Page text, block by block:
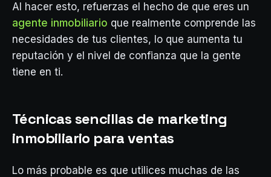
Al hacer esto, refuerzas el hecho de que eres un
agente inmobiliario que realmente comprende las
necesidades de tus clientes, lo que aumenta tu
reputación y el nivel de confianza que la gente
tiene en ti.
Técnicas sencillas de marketing
inmobiliario para ventas
Lo más probable es que utilices muchas de las